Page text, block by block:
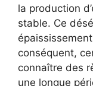
la production
stable. Ce
conséquent,
connaître des
une longue